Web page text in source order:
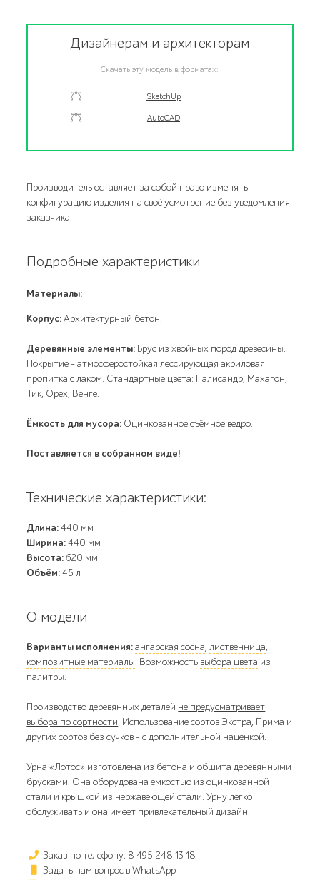
Дизайнерам и архитекторам
Скачать эту модель в форматах:
SketchUp
AutoCAD
Производитель оставляет за собой право изменять
конфигурацию изделия на своё усмотрение без уведомления
заказчика.
Подробные характеристики
Материалы:
Корпус:Архитектурный бетон.
Деревянные элементы: Брус из хвойных пород древесины.
Покрытие - атмосферостойкая лессирующая акриловая
пропитка с лаком. Стандартные цвета: Палисандр, Махагон,
Тик, Орех, Венге.
Ёмкость для мусора: Оцинкованное съёмное ведро.
Поставляется в собранном виде!
Технические характеристики:
Длина:440 мм
Ширина:440 мм
Высота: 620 мм
Объём:45 л
О модели
Варианты исполнения:ангарская сосна,лиственница,
композитные материалы. Возможность выбора цвета из
палитры.
Производство деревянных деталей не предусматривает
выбора по сортности. Использование сортов Экстра, Прима и
других сортов без сучков - с дополнительной наценкой.
Урна «Лотос» изготовлена из бетона и обшита деревянными
брусками. Она оборудована ёмкостью из оцинкованной
стали и крышкой из нержавеющей стали. Урну легко
обслуживать и она имеет привлекательный дизайн.
Заказ по телефону: 8 495 248 13 18
Задать нам вопрос в WhatsApp